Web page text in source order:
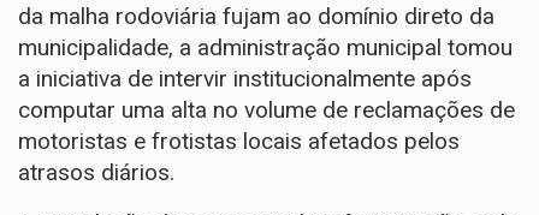
da malha rodoviária fujam ao domínio direto da
municipalidade, a administração municipal tomou
a iniciativa de intervir institucionalmente após
computar uma alta no volume de reclamações de
motoristas e frotistas locais afetados pelos
atrasos diários.